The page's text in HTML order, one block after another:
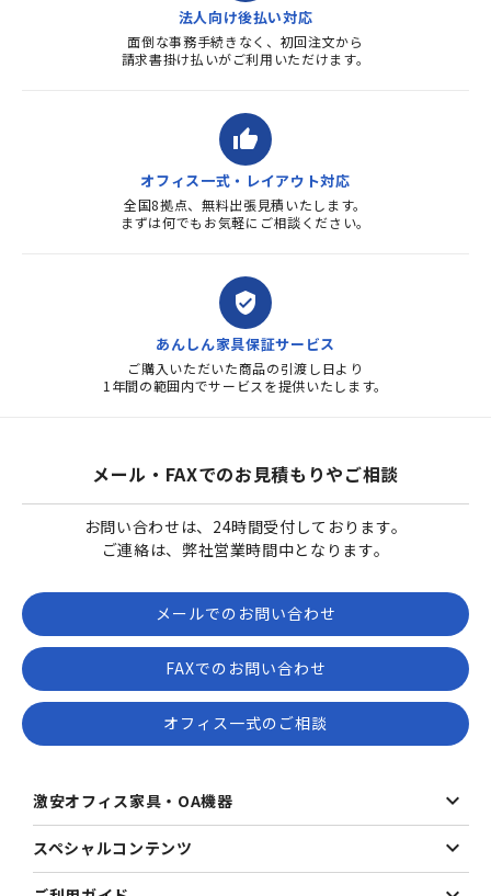
法人向け後払い対応
面倒な事務手続きなく、初回注文から
請求書掛け払いがご利用いただけます。
thumb_up
オフィス一式・レイアウト対応
全国8拠点、無料出張見積いたします。
まずは何でもお気軽にご相談ください。
verified_user
あんしん家具保証サービス
ご購入いただいた商品の引渡し日より
1年間の範囲内でサービスを提供いたします。
メール・FAXでのお見積もりやご相談
お問い合わせは、24時間受付しております。
ご連絡は、弊社営業時間中となります。
メールでのお問い合わせ
FAXでのお問い合わせ
オフィス一式のご相談
激安オフィス家具・OA機器
スペシャルコンテンツ